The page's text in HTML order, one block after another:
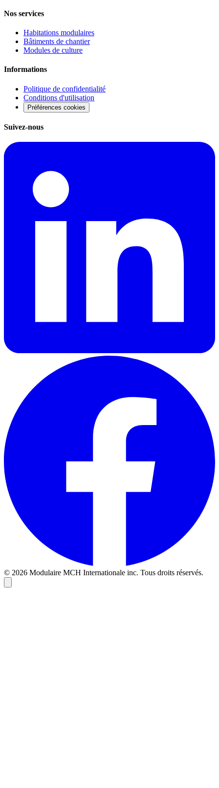
Nos services
Habitations modulaires
Bâtiments de chantier
Modules de culture
Informations
Politique de confidentialité
Conditions d'utilisation
Préférences cookies
Suivez-nous
© 2026 Modulaire MCH Internationale inc. Tous droits réservés.